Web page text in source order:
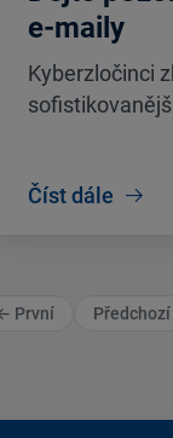
e-maily
Kyberzločinci
Číst dále
První Předchozí